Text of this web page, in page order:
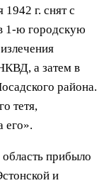
г. снят с
1-ю городскую
а затем в
района.
тетя,
его».
прибыло
и